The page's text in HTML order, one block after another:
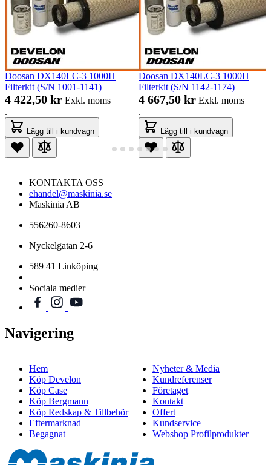
Doosan DX140LC-3 1000H
Filterkit (S/N 1001-1141)
4 422,50 kr Exkl. moms
.
Lägg till i kundvagn
Doosan DX140LC-3 1000H
Filterkit (S/N 1142-1174)
4 667,50 kr Exkl. moms
.
Lägg till i kundvagn
KONTAKTA OSS
ehandel@maskinia.se
Maskinia AB
556260-8603
Nyckelgatan 2-6
589 41 Linköping
Sociala medier
Navigering
Hem
Köp Develon
Köp Case
Köp Bergmann
Köp Redskap & Tillbehör
Eftermarknad
Begagnat
Nyheter & Media
Kundreferenser
Företaget
Kontakt
Offert
Kundservice
Webshop Profilprodukter